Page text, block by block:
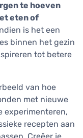
te hoeven
eten of
is het een
binnen het gezin
tot betere
van hoe
met nieuwe
experimenteren,
recepten aan